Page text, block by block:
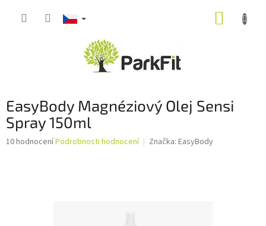
EasyBody Magnéziový Olej Sensi
Spray 150ml
Průměrné
10 hodnoceníPodrobnosti hodnocení Značka: EasyBody